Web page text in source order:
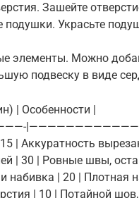
Зашейте
подушки. Украсьте
элементы. Можно
подвеску в виде
| Особенности |
| Аккуратность
| 30 | Ровные швы,
набивка | 20 | Плотная
| 10 | Потайной шов,